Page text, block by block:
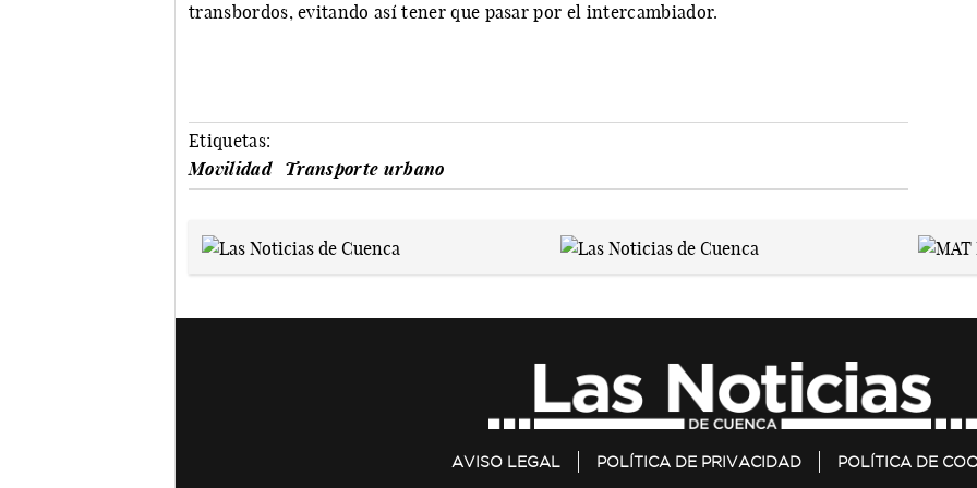
transbordos, evitando así tener que pasar por el intercambiador.
Etiquetas:
Movilidad
Transporte urbano
AVISO LEGAL POLÍTICA DE PRIVACIDAD POLÍTICA DE